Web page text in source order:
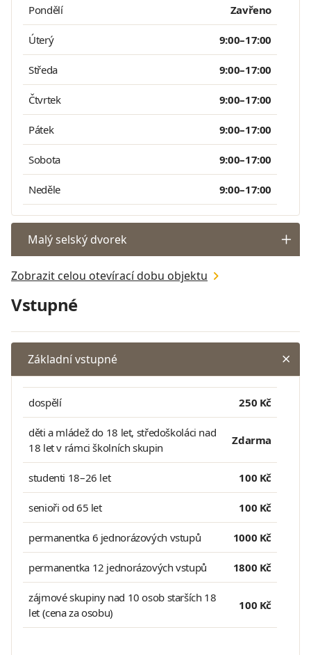
Pondělí Zavřeno
Úterý 9:00–17:00
Středa 9:00–17:00
Čtvrtek 9:00–17:00
Pátek 9:00–17:00
Sobota 9:00–17:00
Neděle 9:00–17:00
Malý selský dvorek
Zobrazit celou otevírací dobu objektu
Vstupné
Základní vstupné
dospělí 250 Kč
děti a mládež do 18 let, středoškoláci nad
18 let v rámci školních skupin
Zdarma
studenti 18–26 let 100 Kč
senioři od 65 let 100 Kč
permanentka 6 jednorázových vstupů 1000 Kč
permanentka 12 jednorázových vstupů 1800 Kč
zájmové skupiny nad 10 osob starších 18
let (cena za osobu)
100 Kč